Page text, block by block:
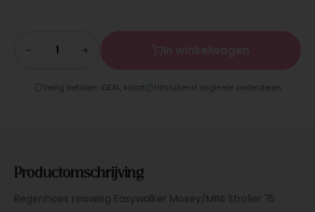
− +
Veilig betalen: iDEAL, kaart Uitsluitend originele onderdelen
Productomschrijving
Regenhoes reiswieg Easywalker Mosey/MINI Stroller '15